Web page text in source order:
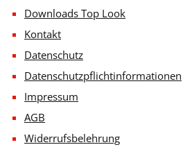
Downloads Top Look
Kontakt
Datenschutz
Datenschutzpflichtinformationen
Impressum
AGB
Widerrufsbelehrung